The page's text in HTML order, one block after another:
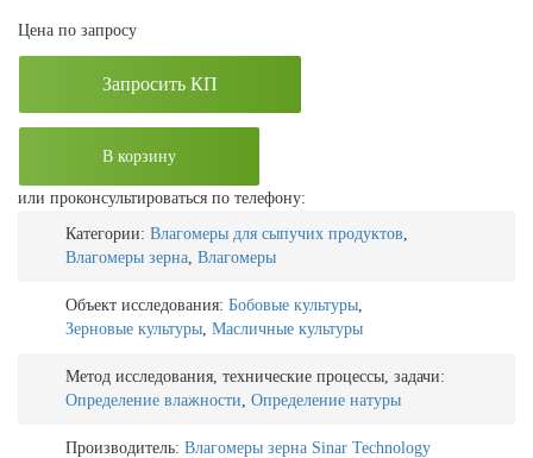
Цена по запросу
Запросить КП
В корзину
или проконсультироваться по телефону:
Категории: Влагомеры для сыпучих продуктов
Влагомеры зерна Влагомеры
Объект исследования: Бобовые культуры
Зерновые культуры Масличные культуры
Метод исследования, технические процессы, задачи:
Определение влажности Определение натуры
Производитель: Влагомеры зерна Sinar Technology